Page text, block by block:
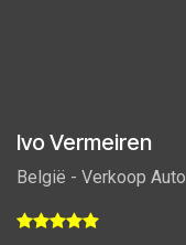
Ivo Vermeiren
België - Verkoop Auto